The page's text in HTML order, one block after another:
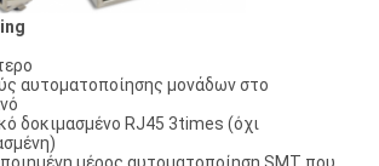
αυτοματοποίησης μονάδων στο
δοκιμασμένο RJ45 3times (όχι